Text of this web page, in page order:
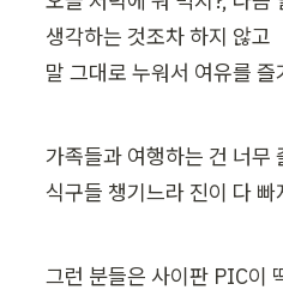
생각하는 것조차 하지 않고
말 그대로 누워서 여유를 즐
가족들과 여행하는 건 너무
식구들 챙기느라 진이 다
그런 분들은 사이판 PIC이